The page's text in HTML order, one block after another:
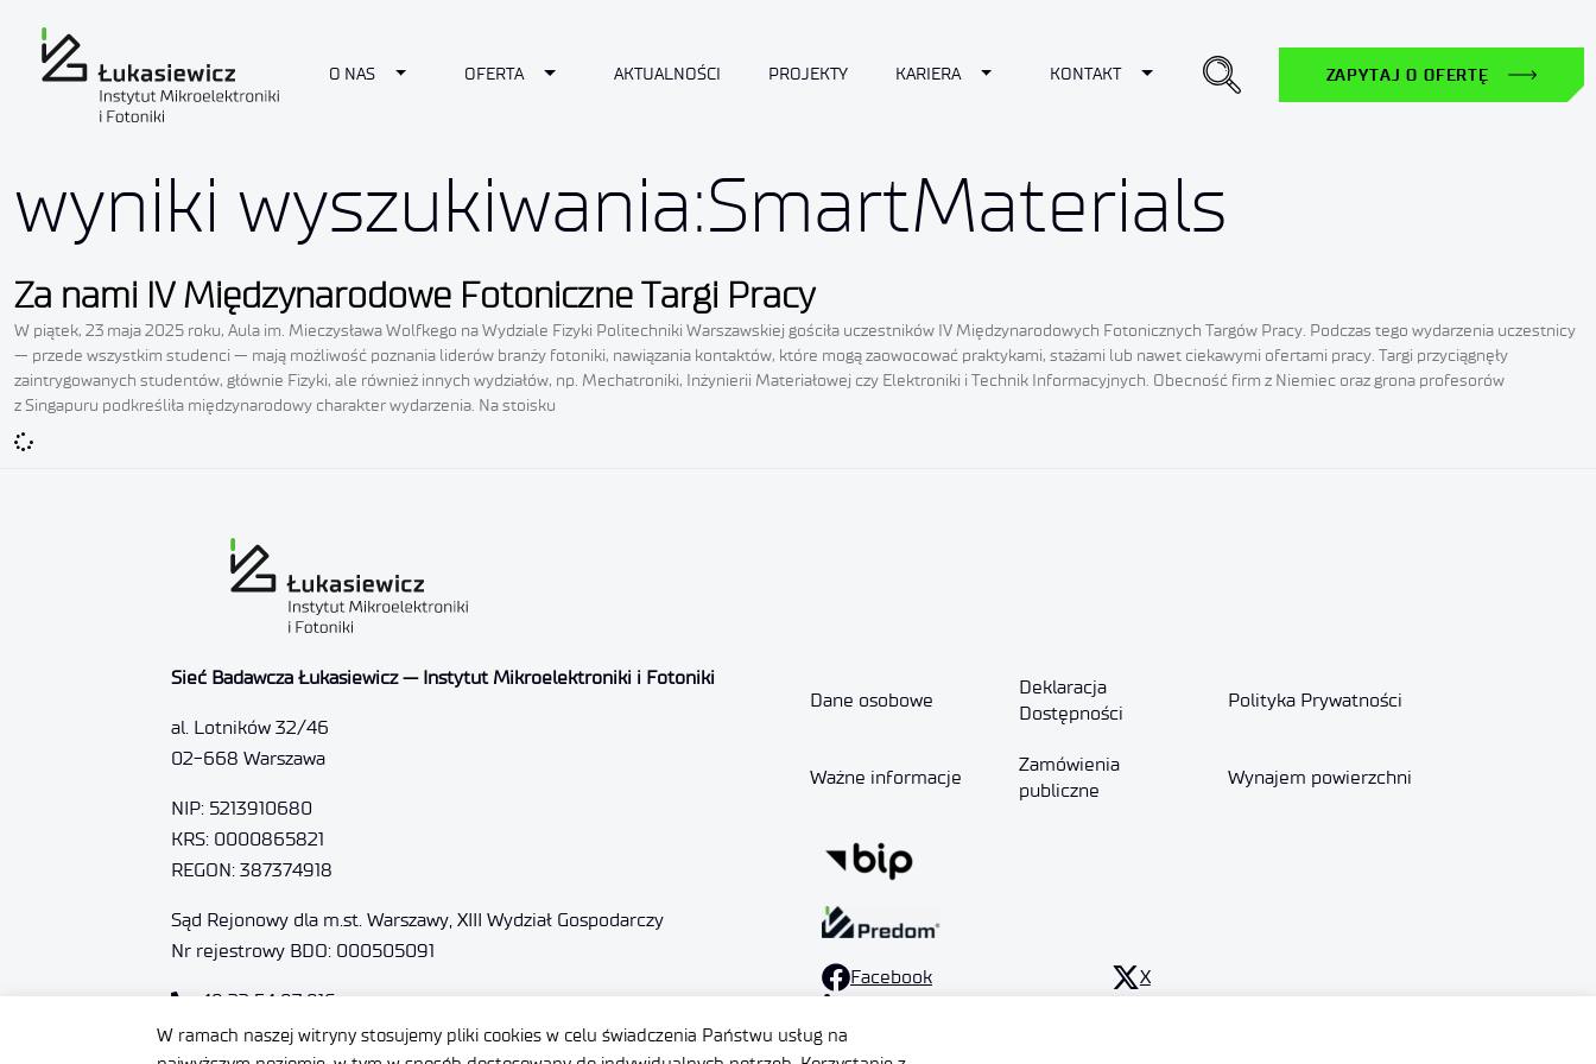
W ramach naszej witryny stosujemy pliki cookies w celu świadczenia Państwu usług na
O NAS Toggle Dropdown
OFERTA Toggle Dropdown
AKTUALNOŚCI PROJEKTY KARIERA Toggle Dropdown
KONTAKT Toggle Dropdown ZAPYTAJ O OFERTĘ
wyniki wyszukiwania:SmartMaterials
Za nami IV Międzynarodowe Fotoniczne Targi Pracy
W piątek, 23 maja 2025 roku, Aula im. Mieczysława Wolfkego na Wydziale Fizyki Politechniki Warszawskiej gościła uczestników IV Międzynarodowych Fotonicznych Targów Pracy. Podczas tego wydarzenia uczestnicy
— przede wszystkim studenci — mają możliwość poznania liderów branży fotoniki, nawiązania kontaktów, które mogą zaowocować praktykami, stażami lub nawet ciekawymi ofertami pracy. Targi przyciągnęły
zaintrygowanych studentów, głównie Fizyki, ale również innych wydziałów, np. Mechatroniki, Inżynierii Materiałowej czy Elektroniki i Technik Informacyjnych. Obecność firm z Niemiec oraz grona profesorów
z Singapuru podkreśliła międzynarodowy charakter wydarzenia. Na stoisku
Sieć Badawcza Łukasiewicz — Instytut Mikroelektroniki i Fotoniki
al. Lotników 32/46
02-668 Warszawa
NIP: 5213910680
KRS: 0000865821
REGON: 387374918
Sąd Rejonowy dla m.st. Warszawy, XIII Wydział Gospodarczy
Nr rejestrowy BDO: 000505091
+48 22 54 87 816
sekretariat@imif.lukasiewicz.gov.pl
Dane osobowe
Deklaracja
Dostępności
Polityka Prywatności
Ważne informacje
Zamówienia
publiczne
Wynajem powierzchni
Facebook
X